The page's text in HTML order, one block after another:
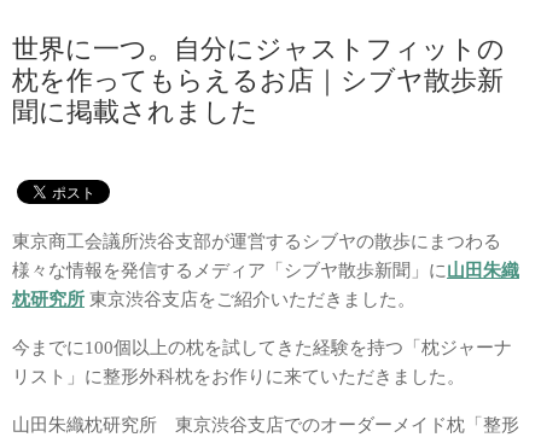
世界に一つ。自分にジャストフィットの
枕を作ってもらえるお店｜シブヤ散歩新
聞に掲載されました
東京商工会議所渋谷支部が運営するシブヤの散歩にまつわる
様々な情報を発信するメディア「シブヤ散歩新聞」に山田朱織
枕研究所 東京渋谷支店をご紹介いただきました。
今までに100個以上の枕を試してきた経験を持つ「枕ジャーナ
リスト」に整形外科枕をお作りに来ていただきました。
山田朱織枕研究所 東京渋谷支店でのオーダーメイド枕「整形